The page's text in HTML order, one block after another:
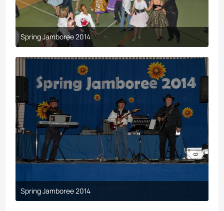
Spring Jamboree 2014
9. April 2017 um 19:44
Spring Jamboree 2014
9. April 2017 um 19:44